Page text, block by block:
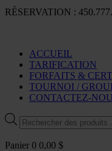
RÉSERVATION :
ACCUEIL
TARIFICATION
FORFAITS &
TOURNOI /
CONTACTEZ-
Recherche
de
produits
Panier 0 0,00 $